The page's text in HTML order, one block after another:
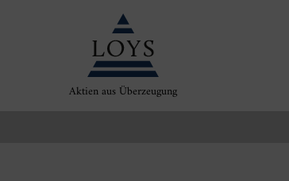
Aktien aus Überzeugung